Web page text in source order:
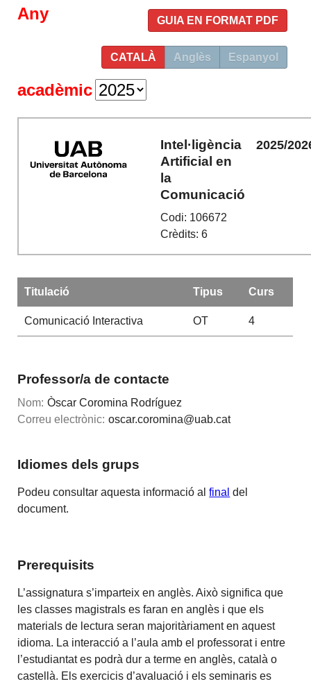
GUIA EN FORMAT PDF
CATALÀ Anglès Espanyol
Any
acadèmic
Intel·ligència
Artificial en
la
Comunicació
Codi: 106672
Crèdits: 6
2025/
Titulació Tipus Curs
Comunicació Interactiva OT 4
Professor/a de contacte
Nom: Òscar Coromina Rodríguez
Correu electrònic: oscar.coromina@uab.cat
Idiomes dels grups
Podeu consultar aquesta informació alfinal del
document.
Prerequisits
L’assignatura s’imparteix en anglès. Això significa que
les classes magistrals es faran en anglès i que els
materials de lectura seran majoritàriament en aquest
idioma. La interacció a l’aula amb el professorat i entre
l’estudiantat es podrà dur a terme en anglès, català o
castellà. Els exercicis d’avaluació i els seminaris es